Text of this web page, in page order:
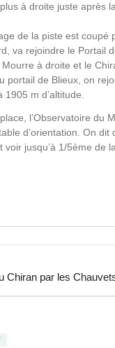
à droite juste après
de la piste est coupé
va rejoindre le Portail
à droite et le
portail de Blieux, on
m d’altitude.
l’Observatoire du
d’orientation. On
voir jusqu’à 1/5ème de
Chiran par les